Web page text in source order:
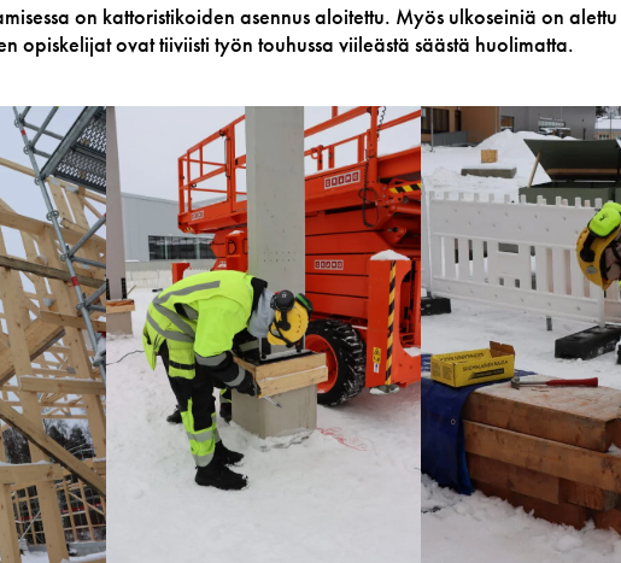
on kattoristikoiden asennus aloitettu. Myös ulkoseiniä on alettu
opiskelijat ovat tiiviisti työn touhussa viileästä säästä huolimatta.